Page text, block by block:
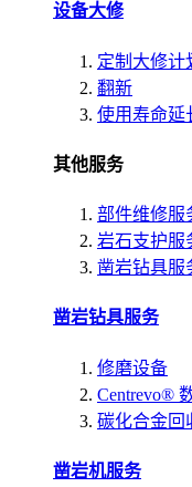
设备大修
定制大修计
翻新
使用寿命延
其他服务
部件维修服
岩石支护服
凿岩钻具服
凿岩钻具服务
修磨设备
Centrevo®
碳化合金回
凿岩机服务